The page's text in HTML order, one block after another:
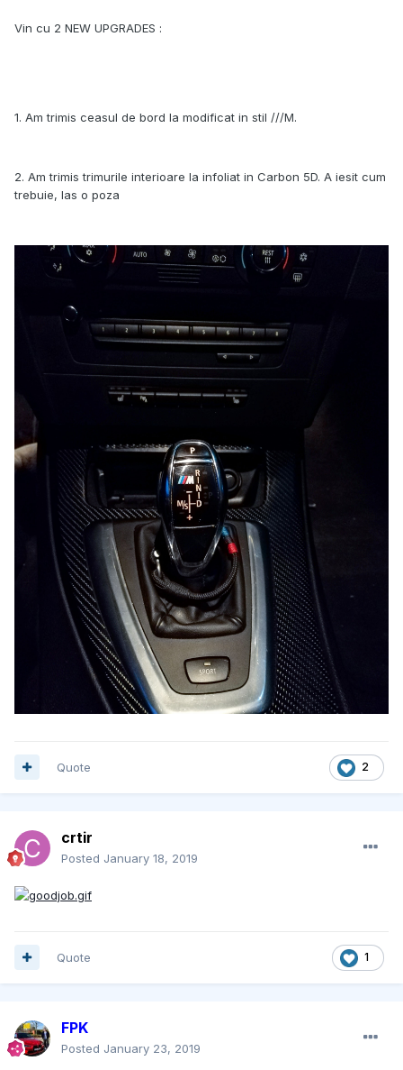
Vin cu 2 NEW UPGRADES :
1. Am trimis ceasul de bord la modificat in stil ///M.
2. Am trimis trimurile interioare la infoliat in Carbon 5D. A iesit cum
trebuie, las o poza
2
Quote
crtir
Posted January 18, 2019
1
Quote
FPK
Posted January 23, 2019